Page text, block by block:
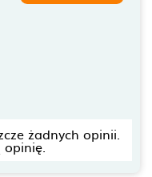
żadnych opinii.
opinię.